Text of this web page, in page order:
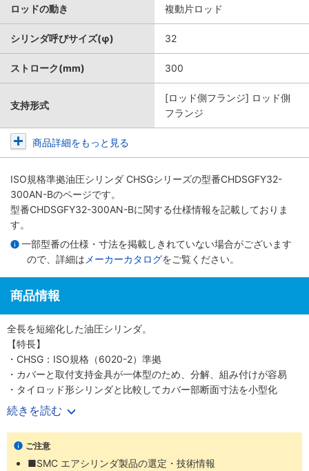
ロッドの動き 複動片ロッド
シリンダ呼びサイズ(φ) 32
ストローク(mm) 300
支持形式
[ロッド側フランジ] ロッド側
フランジ
商品詳細をもっと見る
ISO規格準拠油圧シリンダ CHSGシリーズの型番CHDSGFY32-
300AN-Bのページです。
型番CHDSGFY32-300AN-Bに関する仕様情報を記載しておりま
す。
一部型番の仕様・寸法を掲載しきれていない場合がございます
ので、詳細は メーカーカタログをご覧ください。
商品情報
全長を短縮化した油圧シリンダ。
【特長】
・CHSG：ISO規格（6020-2）準拠
・カバーと取付支持金具が一体型のため、分解、組み付けが容易
・タイロッド形シリンダと比較してカバー部断面寸法を小型化
・CHDSG：オートスイッチ付
・CHSG：オートスイッチなし
続きを読む
ご注意
■SMC エアシリンダ製品の選定・技術情報